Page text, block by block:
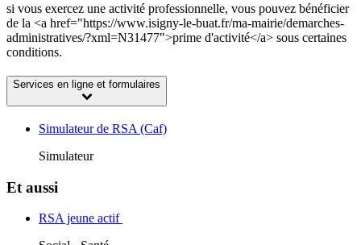
si vous exercez une activité professionnelle, vous pouvez bénéficier
de la <a href="https://www.isigny-le-buat.fr/ma-mairie/demarches-
administratives/?xml=N31477">prime d'activité</a> sous certaines
conditions.
Services en ligne et formulaires
Simulateur de RSA (Caf)
Simulateur
Et aussi
RSA jeune actif